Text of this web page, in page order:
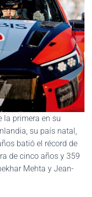
la primera en su
su país natal,
batió el récord de
de cinco años y 359
Mehta y Jean-